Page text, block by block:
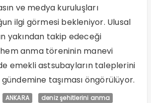
ve medya kuruluşları
ilgi görmesi bekleniyor. Ulusal
yakından takip edeceği
anma töreninin manevi
emekli astsubayların taleplerini
taşıması öngörülüyor.
ANKARA deniz şehitlerini anma